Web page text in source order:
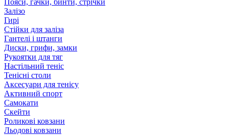
Пояси, гачки, бинти, стрічки
Залізо
Гирі
Стійки для заліза
Гантелі і штанги
Диски, грифи, замки
Рукоятки для тяг
Настільний теніс
Тенісні столи
Аксесуари для тенісу
Активний спорт
Самокати
Скейти
Роликові ковзани
Льодові ковзани